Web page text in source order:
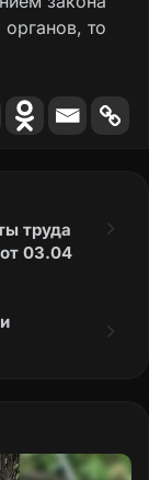
то
труда
03.04